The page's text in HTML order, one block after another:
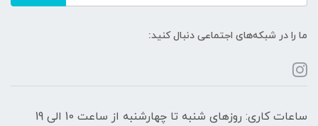
ما را در شبکه‌های اجتماعی دنبال کنید:
ساعات کاری: روزهای شنبه تا چهارشنبه از ساعت 10 الی 19